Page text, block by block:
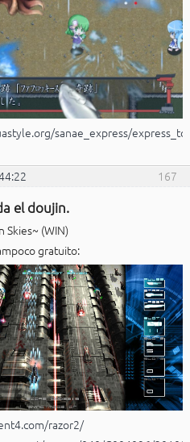
sanae_express/
167
el doujin.
Skies~ (WIN)
gratuito:
razor2/